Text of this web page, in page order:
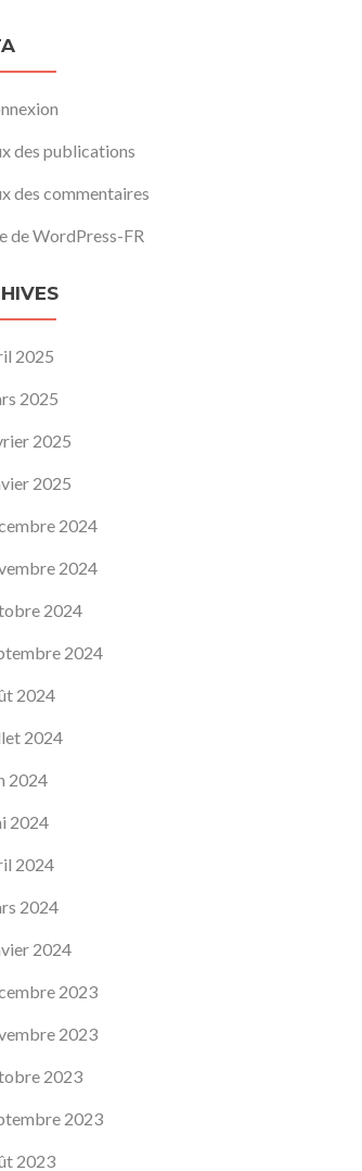
des publications
des commentaires
de WordPress-FR
2025
2025
2025
2025
2024
2024
2024
2024
2024
2024
2024
2024
2024
2024
2024
2023
2023
2023
2023
2023